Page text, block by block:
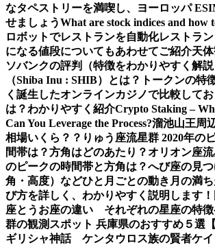
なタペストリーを満喫し、ヨーロッパ
せましょうWhat are stock indices and how
ロボットでレストランを自動化レストラ
になる値段についてもあわせてご紹介天
ソバンクの評判（特徴をわかりやすく解説
（Shiba Inu : SHIB）とは？トークンの特
く誕生したオンラインカジノで比較して
は？わかりやすく紹介Crypto Staking –
Can You Leverage the Process?溜池山王周
相場いくら？？ りゅう座流星群 2020年の
間帯は？方角はどのあたり？オリオン座
のピークの時間帯と方角は？へび座の見
角・高度）などひと月ごとの動き 月の満
び方を詳しく、わかりやすく説明します
座とうお座の違い それぞれの星座の特徴
群の観測スポット 兵庫県のおすすめ５選【
ギリシャ神話 ケンタウロス族の賢者ケ